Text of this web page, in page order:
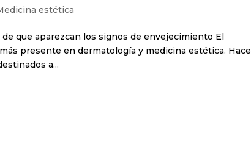
estética
que aparezcan los signos de envejecimiento El
presente en dermatología y medicina estética. Hace
a...